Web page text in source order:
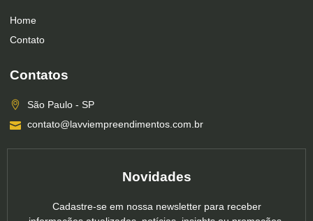
Home
Contato
Contatos
São Paulo - SP
contato@lavviempreendimentos.com.br
Novidades
Cadastre-se em nossa newsletter para receber